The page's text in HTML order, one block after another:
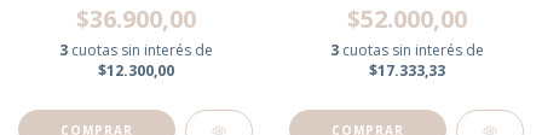
$36.900,00
3 cuotas sin interés de
$12.300,00
$52.000,00
3 cuotas sin interés de
$17.333,33